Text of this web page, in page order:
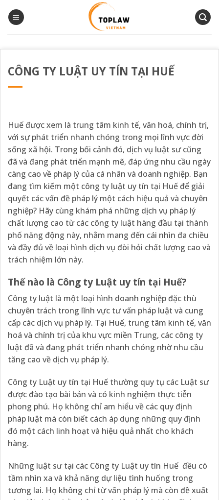
qua
CÔNG TY LUẬT UY TÍN TẠI HUẾ
Huế được xem là trung tâm kinh tế, văn hoá, chính trị,
với sự phát triển nhanh chóng trong mọi lĩnh vực đời
sống xã hội. Trong bối cảnh đó, dịch vụ luật sư cũng
đã và đang phát triển mạnh mẽ, đáp ứng nhu cầu ngày
càng cao về pháp lý của cá nhân và doanh nghiệp. Bạn
đang tìm kiếm một công ty luật uy tín tại Huế để giải
quyết các vấn đề pháp lý một cách hiệu quả và chuyên
nghiệp? Hãy cùng khám phá những dịch vụ pháp lý
chất lượng cao từ các công ty luật hàng đầu tại thành
phố năng động này, nhằm mang đến cái nhìn đa chiều
và đầy đủ về loại hình dịch vụ đòi hỏi chất lượng cao và
trách nhiệm lớn này.
Thế nào là Công ty Luật uy tín tại Huế?
Công ty luật là một loại hình doanh nghiệp đặc thù
chuyên trách trong lĩnh vực tư vấn pháp luật và cung
cấp các dịch vụ pháp lý. Tại Huế, trung tâm kinh tế, văn
hoá và chính trị của khu vực miền Trung, các công ty
luật đã và đang phát triển nhanh chóng nhờ nhu cầu
tăng cao về dịch vụ pháp lý.
Công ty Luật uy tín tại Huế thường quy tụ các Luật sư
được đào tạo bài bản và có kinh nghiệm thực tiễn
phong phú. Họ không chỉ am hiểu về các quy định
pháp luật mà còn biết cách áp dụng những quy định
đó một cách linh hoạt và hiệu quả nhất cho khách
hàng.
Những luật sư tại các Công ty Luật uy tín Huế đều có
tầm nhìn xa và khả năng dự liệu tình huống trong
tương lai. Họ không chỉ từ vấn pháp lý mà còn đề xuất